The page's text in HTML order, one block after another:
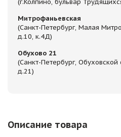
(г.Колпино, бульвар
Митрофаньевская
(Санкт-Петербург, Малая
д.10, к.4Д)
Обухово 21
(Санкт-Петербург,
д.21)
Описание товара